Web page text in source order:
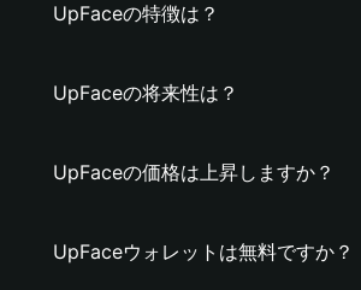
UpFaceの特徴は？
UpFaceの将来性は？
UpFaceの価格は上昇しますか？
UpFaceウォレットは無料ですか？